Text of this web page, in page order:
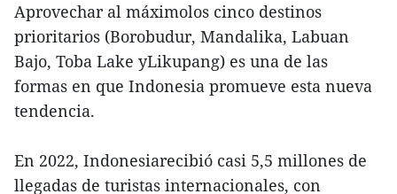
Aprovechar al máximolos cinco destinos
prioritarios (Borobudur, Mandalika, Labuan
Bajo, Toba Lake yLikupang) es una de las
formas en que Indonesia promueve esta nueva
tendencia.
En 2022, Indonesiarecibió casi 5,5 millones de
llegadas de turistas internacionales, con